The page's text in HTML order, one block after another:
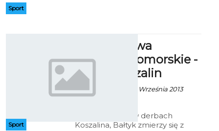
Sport
Sport
III liga: Drawa
Drawsko Pomorskie -
Bałtyk Koszalin
Artur Rutkowski - 17 Września 2013
godz. 7:15
Po zwycięstwie w derbach
Koszalina, Bałtyk zmierzy się z